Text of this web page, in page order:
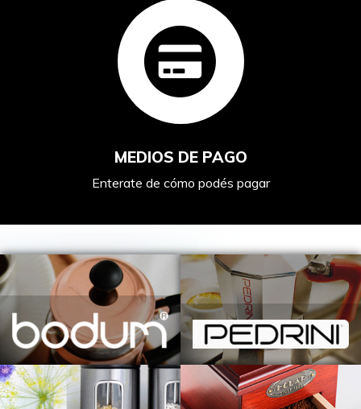
MEDIOS DE PAGO
Enterate de cómo podés pagar